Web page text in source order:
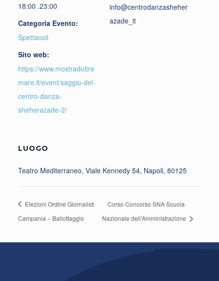
18:00 .23:00
Categoria Evento:
Spettacoli
Sito web:
https://www.mostradoltre
mare.it/event/saggio-del-
centro-danza-
sheherazade-2/
info@centrodanzasheher
azade_it
LUOGO
Teatro Mediterraneo, Viale Kennedy 54, Napoli, 80125
Elezioni Ordine Giornalisti
Campania – Ballottaggio
Corso Concorso SNA Scuola
Nazionale dell’Amministrazione